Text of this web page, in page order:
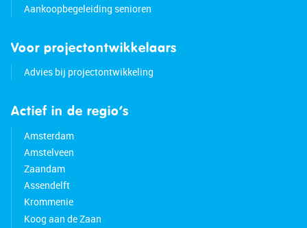
Aankoopbegeleiding senioren
Voor projectontwikkelaars
Advies bij projectontwikkeling
Actief in de regio’s
Amsterdam
Amstelveen
Zaandam
Assendelft
Krommenie
Koog aan de Zaan